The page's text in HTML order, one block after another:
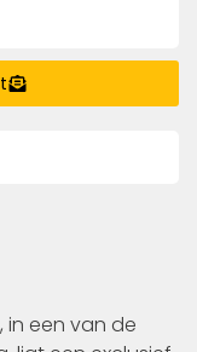
in een van de